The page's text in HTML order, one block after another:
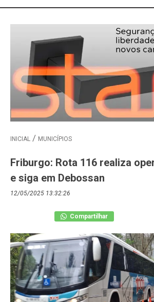
INICIAL MUNICÍPIOS
Friburgo: Rota 116 realiza
e siga em Debossan
12/05/2025 13:32:26
Compartilhar